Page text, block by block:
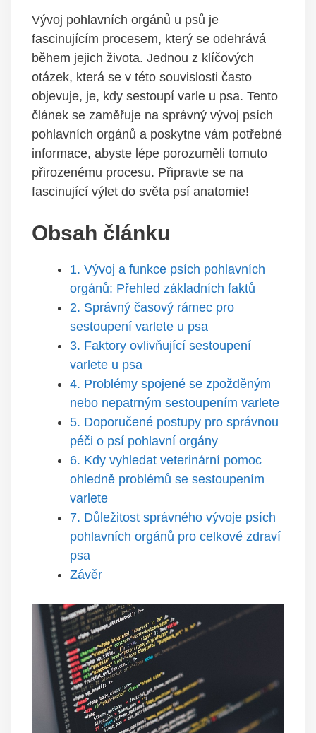
​Vývoj ​pohlavních orgánů u ⁢psů je⁣
fascinujícím procesem, který se odehrává
během jejich života. Jednou⁣ z klíčových
⁢otázek, ⁢která se v ⁢této souvislosti často⁢
objevuje, je, ‍kdy sestoupí varle u psa. ⁤Tento
článek⁢ se‌ zaměřuje na⁢ správný vývoj psích
pohlavních orgánů a poskytne vám potřebné
informace, abyste lépe porozuměli tomuto⁣
přirozenému procesu. ‍Připravte ‌se⁢ na
fascinující výlet do světa psí anatomie!
Obsah článku
1.⁢ Vývoj a funkce psích pohlavních
orgánů: Přehled‍ základních faktů
2. Správný časový rámec​ pro
sestoupení ⁢varlete ⁤u psa
3.‍ Faktory ovlivňující ⁢sestoupení
varlete u psa
4. Problémy spojené‌ se ⁢zpožděným
nebo nepatrným sestoupením varlete
5. Doporučené postupy pro správnou
péči o psí pohlavní orgány
6. Kdy vyhledat⁣ veterinární pomoc
ohledně problémů se sestoupením
varlete
7. Důležitost​ správného vývoje⁤ psích
pohlavních orgánů pro celkové⁣ zdraví ​
psa
Závěr